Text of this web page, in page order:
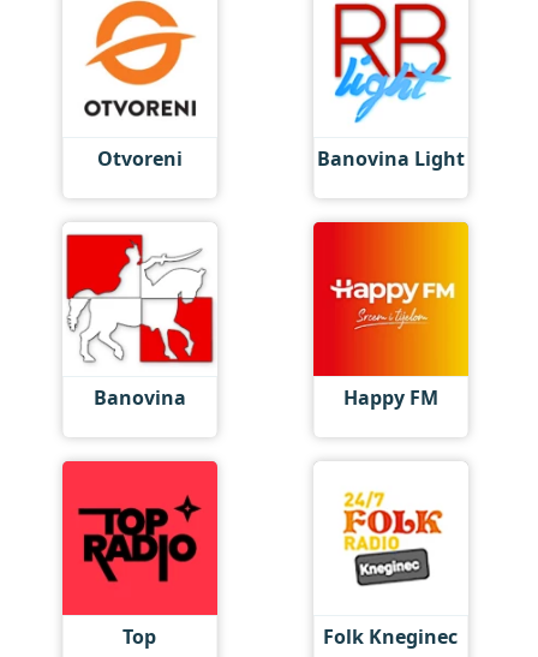
Otvoreni Banovina Light
Banovina Happy FM
Top Folk Kneginec